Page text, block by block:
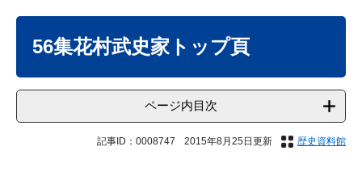
56集花村武史家トップ頁
ページ内目次
記事ID：0008747 2015年8月25日更新 歴史資料館